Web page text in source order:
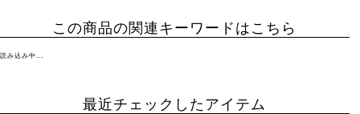
この商品の関連キーワードはこちら
読み込み中...
最近チェックしたアイテム